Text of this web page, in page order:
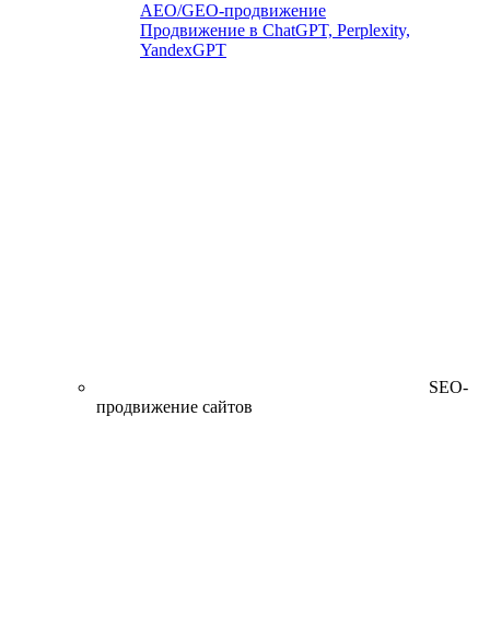
AEO/GEO-продвижение
Продвижение в ChatGPT, Perplexity,
YandexGPT
SEO-
продвижение сайтов